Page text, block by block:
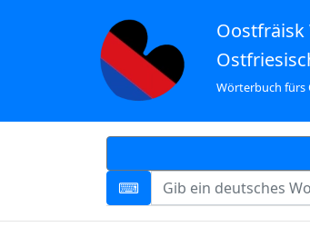
Wörterbuch fürs